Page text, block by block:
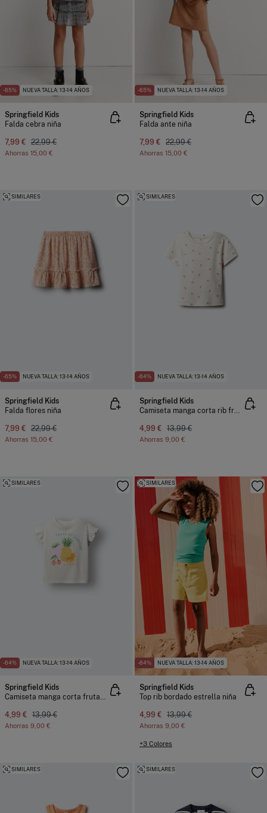
-65% NUEVA TALLA: 13-14 AÑOS
Springfield Kids
Falda cebra niña
7,99 € 22,99 €
Ahorras 15,00 €
-65% NUEVA TALLA: 13-14 AÑOS
Springfield Kids
Falda ante niña
7,99 € 22,99 €
Ahorras 15,00 €
-65% NUEVA TALLA: 13-14 AÑOS
SIMILARES
Springfield Kids
Falda flores niña
7,99 € 22,99 €
Ahorras 15,00 €
-64% NUEVA TALLA: 13-14 AÑOS
SIMILARES
Springfield Kids
Camiseta manga corta rib fresas niña
4,99 € 13,99 €
Ahorras 9,00 €
-64% NUEVA TALLA: 13-14 AÑOS
SIMILARES
Springfield Kids
Camiseta manga corta frutas niña
4,99 € 13,99 €
Ahorras 9,00 €
-64% NUEVA TALLA: 13-14 AÑOS
SIMILARES
Springfield Kids
Top rib bordado estrella niña
4,99 € 13,99 €
Ahorras 9,00 €
+3 Colores
SIMILARES SIMILARES